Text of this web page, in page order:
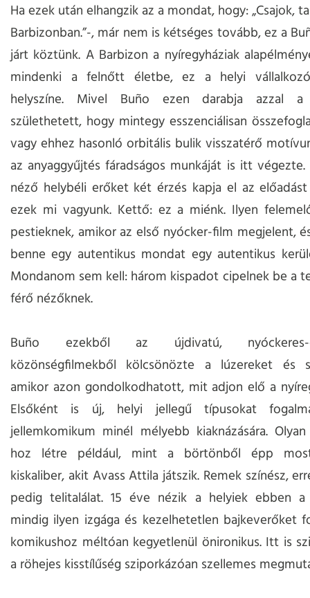
Ha ezek után elhangzik az a mondat, hogy: „Csajok,
Barbizonban.”-, már nem is kétséges tovább, ez a
járt köztünk. A Barbizon a nyíregyháziak
mindenki a felnőtt életbe, ez a helyi
helyszíne. Mivel Buño ezen darabja azzal a
születhetett, hogy mintegy esszenciálisan
vagy ehhez hasonló orbitális bulik visszatérő
az anyaggyűjtés fáradságos munkáját is itt
néző helybéli erőket két érzés kapja el az
ezek mi vagyunk. Kettő: ez a miénk. Ilyen
pestieknek, amikor az első nyócker-film megjelent,
benne egy autentikus mondat egy autentikus
Mondanom sem kell: három kispadot cipelnek be a
férő nézőknek.
Buño ezekből az újdivatú, nyóckeres-
közönségfilmekből kölcsönözte a lúzereket és
amikor azon gondolkodhatott, mit adjon elő a
Elsőként is új, helyi jellegű típusokat
jellemkomikum minél mélyebb kiaknázására.
hoz létre például, mint a börtönből épp
kiskaliber, akit Avass Attila játszik. Remek színész,
pedig telitalálat. 15 éve nézik a helyiek ebben a
mindig ilyen izgága és kezelhetetlen bajkeverőket
komikushoz méltóan kegyetlenül önironikus. Itt is
a röhejes kisstílűség sziporkázóan szellemes